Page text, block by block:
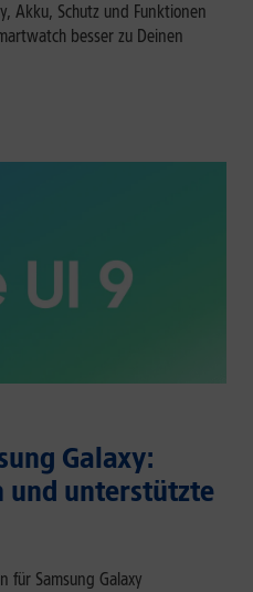
Akku, Schutz und Funktionen
besser zu Deinen
Galaxy:
und unterstützte
für Samsung Galaxy